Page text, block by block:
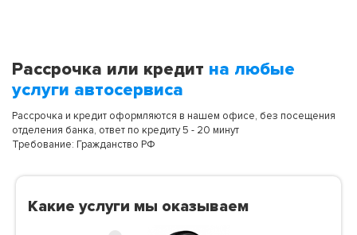
Рассрочка или кредит на любые
услуги автосервиса
Рассрочка и кредит оформляются в нашем офисе, без посещения
отделения банка, ответ по кредиту 5 - 20 минут
Требование: Гражданство РФ
Какие услуги мы оказываем